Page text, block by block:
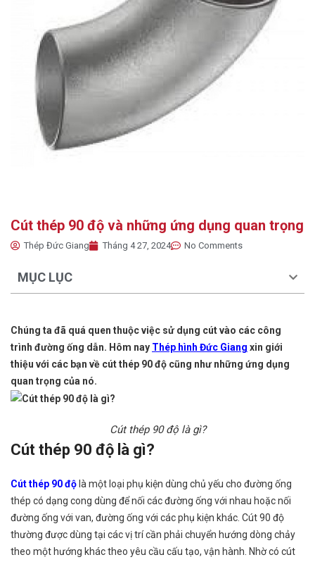
Cút thép 90 độ và những ứng dụng quan trọng
Thép Đức Giang Tháng 4 27, 2024 No Comments
MỤC LỤC
Chúng ta đã quá quen thuộc việc sử dụng cút vào các công
trình đường ống dẫn. Hôm nay Thép hình Đức Giang xin giới
thiệu với các bạn về cút thép 90 độ cũng như những ứng dụng
quan trọng của nó.
Cút thép 90 độ là gì?
Cút thép 90 độ là gì?
Cút thép 90 độ là một loại phụ kiện dùng chủ yếu cho đường ống
thép có dạng cong dùng để nối các đường ống với nhau hoặc nối
đường ống với van, đường ống với các phụ kiện khác. Cút 90 độ
thường được dùng tại các vị trí cần phải chuyển hướng dòng chảy
theo một hướng khác theo yêu cầu cấu tạo, vận hành. Nhờ có cút